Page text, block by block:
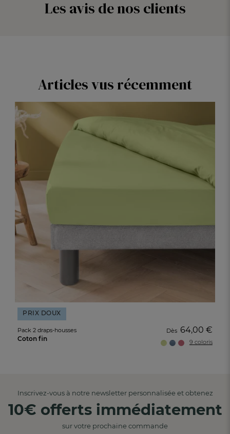
Les avis de nos clients
Articles vus récemment
PRIX DOUX
Pack 2 draps-housses
Coton fin
Dès 64,00 €
9 coloris
Inscrivez-vous à notre newsletter personnalisée et obtenez
10€ offerts immédiatement
sur votre prochaine commande